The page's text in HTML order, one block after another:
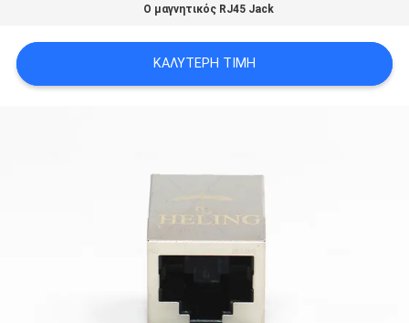
ΠΟΛΙΤΙΚΉ
Ο μαγνητικός RJ45 Jack
ΚΑΛΎΤΕΡΗ ΤΙΜΉ